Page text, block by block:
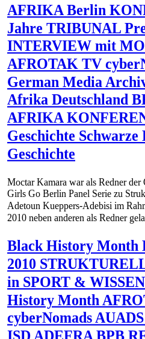
AFRIKA Berlin
Jahre TRIBUNAL
INTERVIEW mit
AFROTAK TV
German Media
Afrika Deutschland
AFRIKA
Geschichte Schwarze
Geschichte
Moctar Kamara war als Redner
Girls Go Berlin Panel Serie zu
Adetoun Kueppers-Adebisi im
2010 neben anderen als Redner
Black History Month
2010
in SPORT &
History Month
cyberNomads
ISD ADEFRA BPB